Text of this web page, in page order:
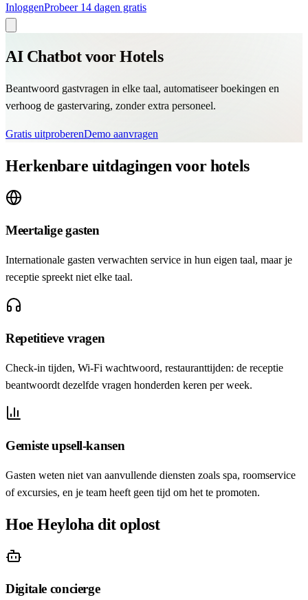
InloggenProbeer 14 dagen gratis
AI Chatbot voor Hotels
Beantwoord gastvragen in elke taal, automatiseer boekingen en
verhoog de gastervaring, zonder extra personeel.
Gratis uitproberenDemo aanvragen
Herkenbare uitdagingen voor hotels
Meertalige gasten
Internationale gasten verwachten service in hun eigen taal, maar je
receptie spreekt niet elke taal.
Repetitieve vragen
Check-in tijden, Wi-Fi wachtwoord, restauranttijden: de receptie
beantwoordt dezelfde vragen honderden keren per week.
Gemiste upsell-kansen
Gasten weten niet van aanvullende diensten zoals spa, roomservice
of excursies, en je team heeft geen tijd om het te promoten.
Hoe Heyloha dit oplost
Digitale concierge